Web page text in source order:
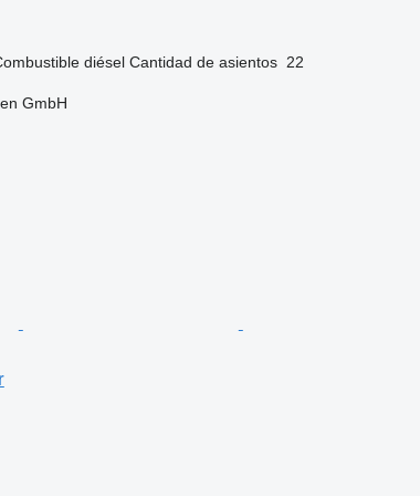
diésel Cantidad de asientos 22
GmbH